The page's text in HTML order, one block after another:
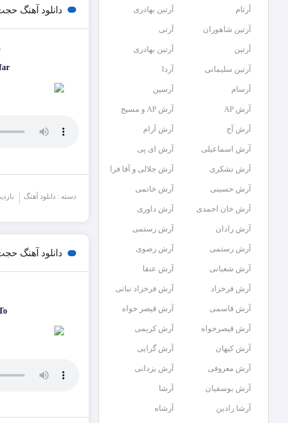
دانلود آهنگ
دسته : دانلود آهنگ بازدید
دانلود آهنگ
آرتام آرتبن بهادری
آرتين شاهوران آرتی
آرتین آرتین بهادری
آرتین سلیمانی آردا
آرسام آرسین
آرش AP آرش AP و مسیح
آرش آج آرش آرام
آرش اسماعیلی آرش ای پی
آرش تشکری آرش جلالی و آقا فرا
آرش حسینی آرش خاتمی
آرش خان احمدی آرش داوری
آرش رادان آرش رستمى
آرش رستمی آرش رضوی
آرش شعبانی آرش عنقا
آرش فرخزاد آرش فرخزاد نباتی
آرش قاسمی آرش قیصر خواه
آرش قیصرخواه آرش کریمی
آرش کیهان آرش گرایی
آرش معروفی آرش یزدانی
آرش یوسفیان آرشا
آرشا رادین آرشاه